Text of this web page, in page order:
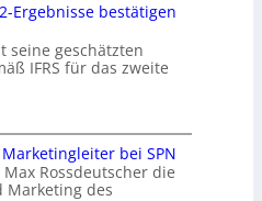
Ergebnisse bestätigen
seine geschätzten
IFRS für das zweite
bei SPN
Rossdeutscher die
Marketing des